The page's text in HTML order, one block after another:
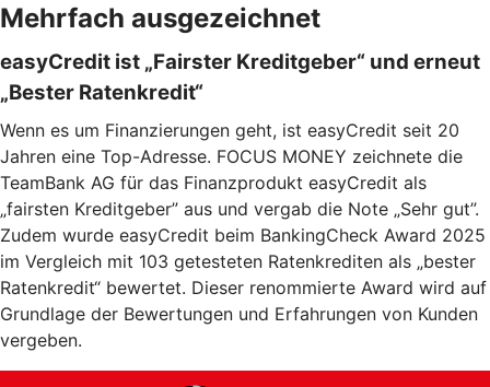
Mehrfach ausgezeichnet
easyCredit ist „Fairster Kreditgeber“ und erneut
„Bester Ratenkredit“
Wenn es um Finanzierungen geht, ist easyCredit seit 20
Jahren eine Top-Adresse. FOCUS MONEY zeichnete die
TeamBank AG für das Finanzprodukt easyCredit als
„fairsten Kreditgeber” aus und vergab die Note „Sehr gut”.
Zudem wurde easyCredit beim BankingCheck Award 2025
im Vergleich mit 103 getesteten Ratenkrediten als „bester
Ratenkredit“ bewertet. Dieser renommierte Award wird auf
Grundlage der Bewertungen und Erfahrungen von Kunden
vergeben.